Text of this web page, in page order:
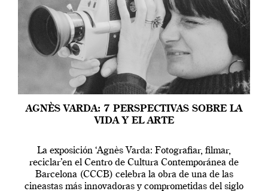
AGNÈS VARDA: 7 PERSPECTIVAS SOBRE LA
VIDA Y EL ARTE
La exposición ‘Agnès Varda: Fotografiar, filmar,
reciclar’en el Centro de Cultura Contemporánea de
Barcelona (CCCB) celebra la obra de una de las
cineastas más innovadoras y comprometidas del siglo